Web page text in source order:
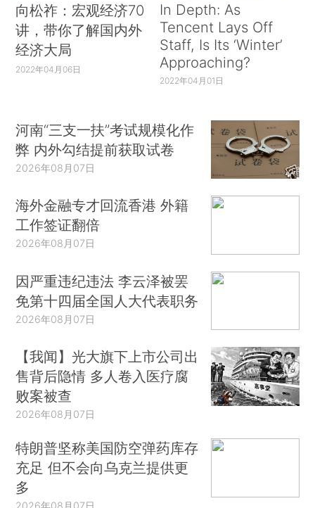
向松祚：宏观经济70
讲，带你了解国内外
经济大局
2022年04月06日
In Depth: As
Tencent Lays Off
Staff, Is Its ‘Winter’
Approaching?
2022年04月01日
河南“三支一扶”考试规模化作
弊 内外勾结提前获取试卷
2026年08月07日
海外金融专才回流香港 外籍
工作签证翻倍
2026年08月07日
因严重违纪违法 李云泽被罢
免第十四届全国人大代表职务
2026年08月07日
【我闻】光大旗下上市公司出
售背后隐情 多人卷入医疗腐
败案被查
2026年08月07日
特朗普坚称美国防空弹药库存
充足 但不会向乌克兰提供更
多